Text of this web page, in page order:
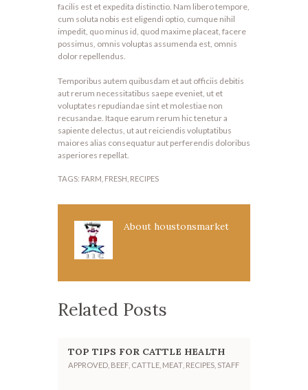
facilis est et expedita distinctio. Nam libero tempore,
cum soluta nobis est eligendi optio, cumque nihil
impedit, quo minus id, quod maxime placeat, facere
possimus, omnis voluptas assumenda est, omnis
dolor repellendus.
Temporibus autem quibusdam et aut officiis debitis
aut rerum necessitatibus saepe eveniet, ut et
voluptates repudiandae sint et molestiae non
recusandae. Itaque earum rerum hic tenetur a
sapiente delectus, ut aut reiciendis voluptatibus
maiores alias consequatur aut perferendis doloribus
asperiores repellat.
TAGS: FARM FRESH RECIPES
About houstonsmarket
Related Posts
TOP TIPS FOR CATTLE HEALTH
APPROVED BEEF CATTLE MEAT RECIPES STAFF